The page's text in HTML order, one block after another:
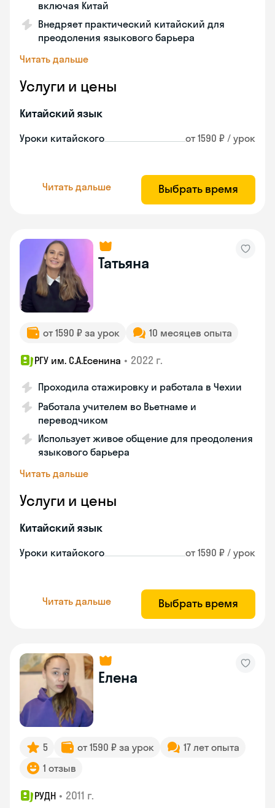
включая Китай
Внедряет практический китайский для
преодоления языкового барьера
Читать дальше
Услуги и цены
Китайский язык
Уроки китайского от 1590 ₽ / урок
Читать дальше Выбрать время
Татьяна
от 1590 ₽ за урок 10 месяцев опыта
РГУ им. С.А.Есенина • 2022 г.
Проходила стажировку и работала в Чехии
Работала учителем во Вьетнаме и
переводчиком
Использует живое общение для преодоления
языкового барьера
Читать дальше
Услуги и цены
Китайский язык
Уроки китайского от 1590 ₽ / урок
Читать дальше Выбрать время
Елена
5 от 1590 ₽ за урок
17 лет опыта
1 отзыв
РУДН • 2011 г.